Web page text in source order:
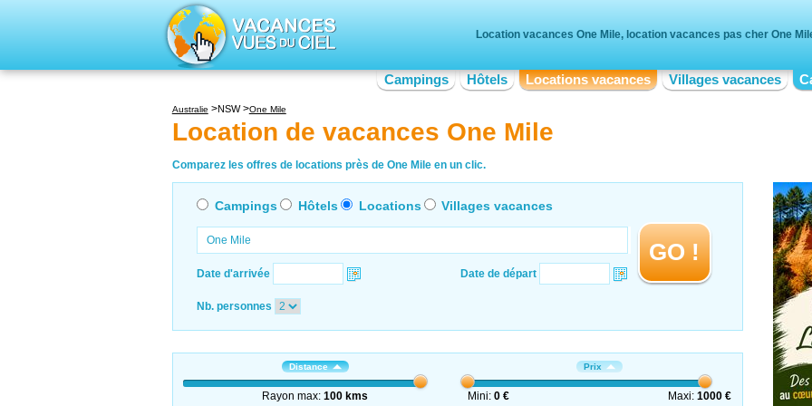
Location vacances One Mile, location vacances pas cher One
Campings Hôtels Locations vacances Villages vacances
Australie NSW One Mile
Location de vacances One Mile
Comparez les offres de locations près de One Mile en un clic.
Campings Hôtels Locations Villages vacances
Date d'arrivée Date de départ
GO !
Nb. personnes
Distance
Rayon max:100 kms
Prix
Mini: 0 € Maxi:1000 €